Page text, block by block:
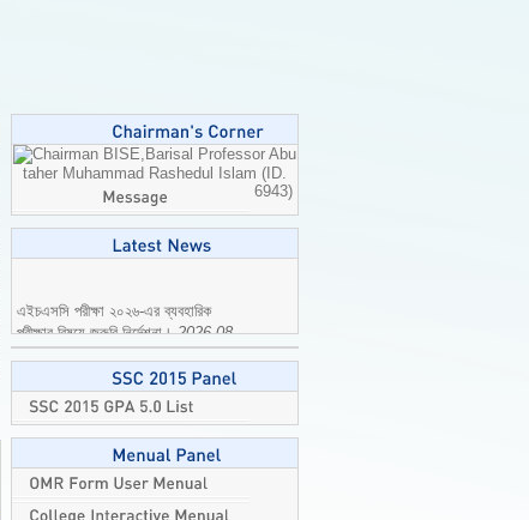
Professor Abu
taher Muhammad Rashedul Islam (ID.
6943)
পরীক্ষার বিষয়ে জরুরি নির্দেশনা।2026-08-
04